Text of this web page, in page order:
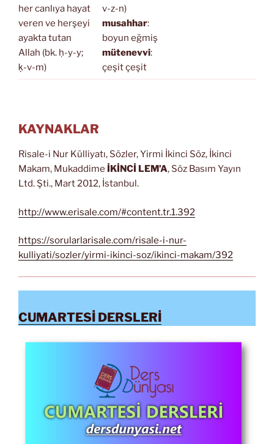
her canlıya hayat
veren ve herşeyi
ayakta tutan
Allah (bk. ḥ-y-y;
ḳ-v-m)
v-z-n)
musahhar:
boyun eğmiş
mütenevvi:
çeşit çeşit
KAYNAKLAR
Risale-i Nur Külliyatı, Sözler, Yirmi İkinci Söz, İkinci
Makam, Mukaddime
İKİNCİ LEM’A, Söz Basım Yayın
Ltd. Şti., Mart 2012, İstanbul.
http://www.erisale.com/#content.tr.1.392
https://sorularlarisale.com/risale-i-nur-
kulliyati/sozler/yirmi-ikinci-soz/ikinci-makam/392
CUMARTESİ DERSLERİ